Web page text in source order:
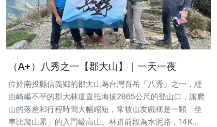
（A+）八秀之一【郡大山】｜一天一夜
位於南投縣信義鄉的郡大山為台灣百岳「八秀」之一，經
由崎嶇不平的郡大林道直抵海拔2865公尺的登山口，讓爬
山的落差和行程時間大幅縮短，常被山友戲稱是一顆「坐
車比爬山累」的入門級高山。林道前段為水泥路，14K...